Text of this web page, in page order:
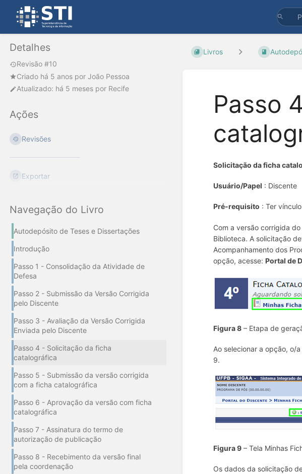
Detalhes
Revisão #10
Criado há 5 anos por João Pessoa
Atualizado: há 5 meses por Recife
Ações
Revisões
Exportar
Navegação do Livro
Autodepósito de Teses e Dissertações
Introdução
Passo 1 - Consolidação da Atividade de
Defesa
Passo 2 - Submissão da Versão Corrigida
pelo Discente
Passo 3 - Avaliação da Versão Corrigida
Enviada pelo Discente
Passo 4 - Solicitação da ficha
catalográfica
Passo 5 - Submissão da versão corrigida
com a ficha catalográfica
Passo 6 - Aprovação da versão com ficha
catalográfica
Passo 7 - Assinatura do termo de
autorização de publicação
Passo 8 - Recebimento da versão final
pela coordenação
Livros
Passo
Solicitação da ficha
Usuário/Papel : Discente
Pré-requisito : Ter
Com a versão corrigida
Biblioteca. A solicitação
Acompanhamento dos
opção, acesse: Portal de
Figura 8 – Etapa de
Ao selecionar a opção, o/
9.
Figura 9 – Tela Minhas
Os dados da solicitação